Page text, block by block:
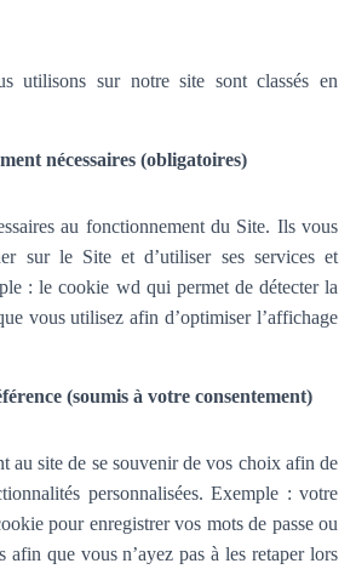
utilisons sur notre site sont classés en
nécessaires (obligatoires)
au fonctionnement du Site. Ils vous
sur le Site et d’utiliser ses services et
: le cookie wd qui permet de détecter la
vous utilisez afin d’optimiser l’affichage
(soumis à votre consentement)
au site de se souvenir de vos choix afin de
personnalisées. Exemple : votre
pour enregistrer vos mots de passe ou
afin que vous n’ayez pas à les retaper lors